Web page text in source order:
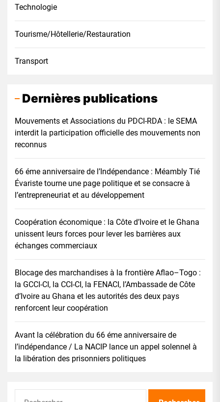
Technologie
Tourisme/Hôtellerie/Restauration
Transport
Dernières publications
Mouvements et Associations du PDCI-RDA : le SEMA
interdit la participation officielle des mouvements non
reconnus
66 éme anniversaire de l’Indépendance : Méambly Tié
Évariste tourne une page politique et se consacre à
l’entrepreneuriat et au développement
Coopération économique : la Côte d’Ivoire et le Ghana
unissent leurs forces pour lever les barrières aux
échanges commerciaux
Blocage des marchandises à la frontière Aflao–Togo :
la GCCI-CI, la CCI-CI, la FENACI, l’Ambassade de Côte
d’Ivoire au Ghana et les autorités des deux pays
renforcent leur coopération
Avant la célébration du 66 éme anniversaire de
l’indépendance / La NACIP lance un appel solennel à
la libération des prisonniers politiques